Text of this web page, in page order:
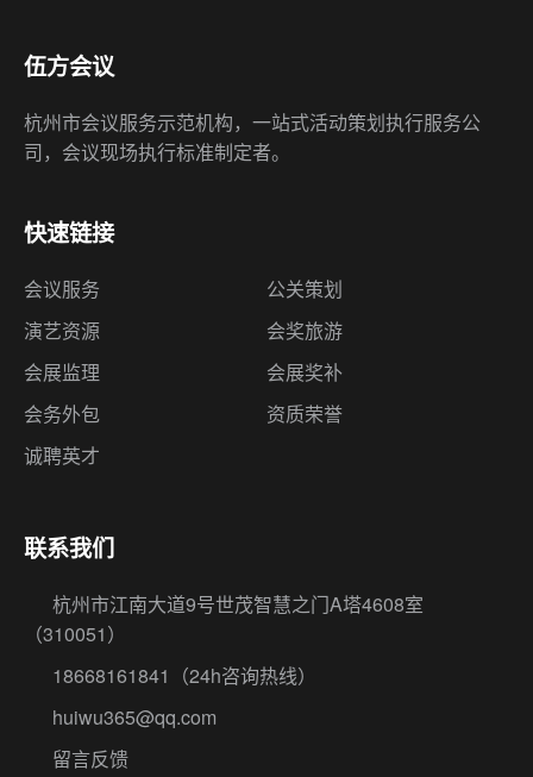
伍方会议
杭州市会议服务示范机构，一站式活动策划执行服务公
司，会议现场执行标准制定者。
快速链接
会议服务
公关策划
演艺资源
会奖旅游
会展监理
会展奖补
会务外包
资质荣誉
诚聘英才
联系我们
杭州市江南大道9号世茂智慧之门A塔4608室
（310051）
18668161841
（24h咨询热线）
huiwu365@qq.com
留言反馈